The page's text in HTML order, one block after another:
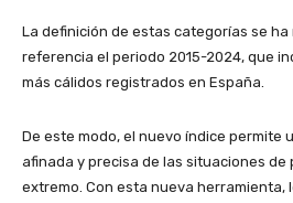
La definición de estas categorías se
referencia el periodo 2015-2024, que
más cálidos registrados en España.
De este modo, el nuevo índice permite
afinada y precisa de las situaciones de
extremo. Con esta nueva herramienta,